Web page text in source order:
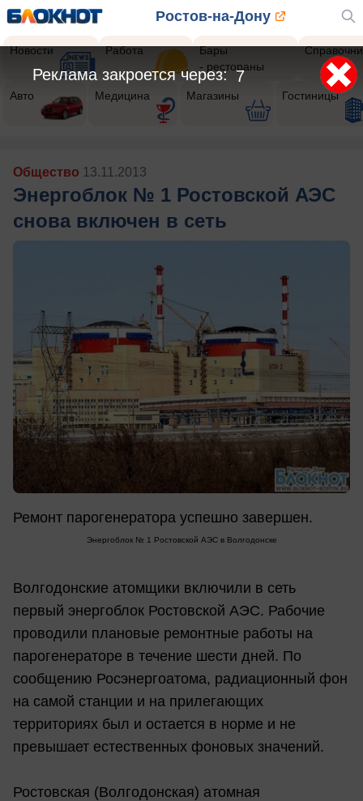
Ростов-на-Дону
Новости Работа
Бары
- рестораны
Авто Медицина Магазины Гостиницы
Общество 13.11.2013
Энергоблок № 1 Ростовской АЭС
снова включен в сеть
Ремонт парогенератора успешно завершен.
Энергоблок № 1 Ростовской АЭС в Волгодонске
Волгодонские атомщики включили в сеть
первый энергоблок Ростовской АЭС. Рабочие
проводили плановые ремонтные работы на
парогенераторе в течение шести дней. По
сообщению Росэнергоатома, радиационный фон
на самой станции и на прилегающих
территориях был и остается в норме и не
превышает естественных фоновых значений.
Ростовская (Волгодонская) атомная
5
Реклама закроется через: